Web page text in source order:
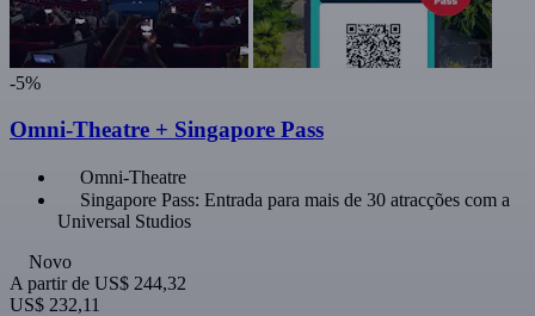
-5%
Omni-Theatre + Singapore Pass
Omni-Theatre
Singapore Pass: Entrada para mais de 30 atracções com a
Universal Studios
Novo
A partir de US$ 244,32
US$ 232,11